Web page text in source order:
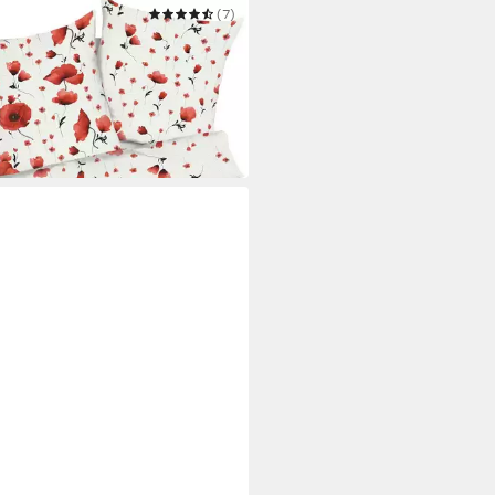
Scarlett
cm B/L
(7)
€ UVP49,95 €
Werktagen bei dir